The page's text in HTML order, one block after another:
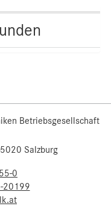
Betriebsgesellschaft
Salzburg
0
20199